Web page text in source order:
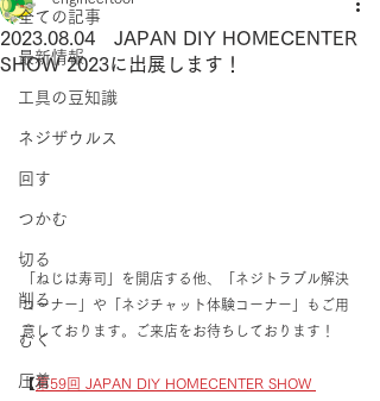
全ての記事
最新情報
工具の豆知識
ネジザウルス
回す
つかむ
切る
削る
むく
圧着
2023.08.04 JAPAN DIY HOMECENTER
SHOW 2023に出展します！
「ねじは寿司」を開店する他、「ネジトラブル解決
コーナー」や「ネジチャット体験コーナー」もご用
意しております。ご来店をお待ちしております！
【第59回 JAPAN DIY HOMECENTER SHOW